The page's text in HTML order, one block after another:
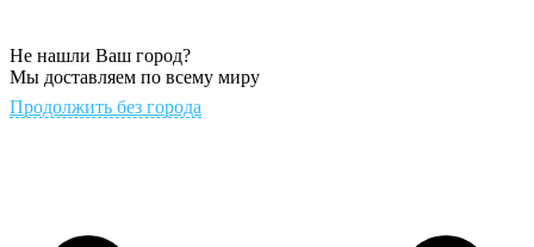
Не нашли Ваш город?
Мы доставляем по всему миру
Продолжить без города